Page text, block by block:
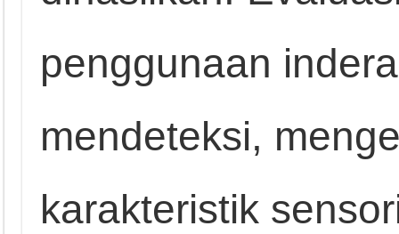
penggunaan
mendeteksi,
karakteristik